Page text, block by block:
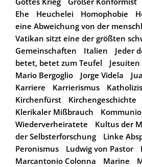
Ehe
Heuchelei Homophobie
eine Abweichung von der
Vatikan sitzt eine der größten
Gemeinschaften
Italien
Jeder
betet, betet zum Teufel
Jesuiten
Mario Bergoglio
Jorge Videla
Karriere
Karrierismus
Kirchenfürst
Kirchengeschichte
Klerikaler Mißbrauch
Wiederverheiratete
Kultus der
der Selbsterforschung
Linke
Peronismus
Ludwig von Pastor
Marcantonio Colonna
Marine